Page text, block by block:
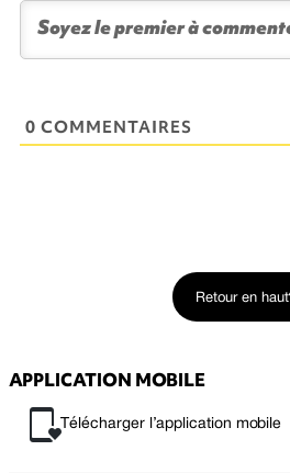
0 COMMENTAIRES
Retour en haut
APPLICATION MOBILE
Télécharger l’application mobile